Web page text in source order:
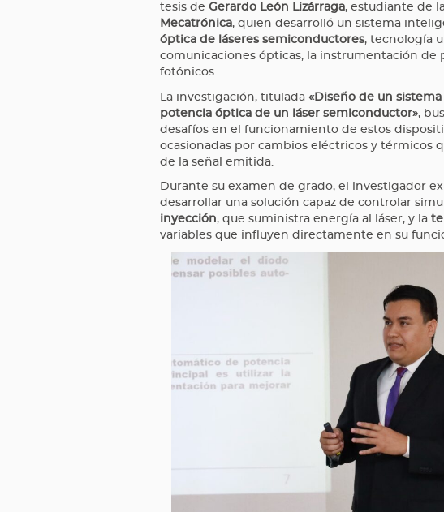
tesis de Gerardo León Lizárraga, estudiante de
Mecatrónica, quien desarrolló un sistema
óptica de láseres semiconductores, tecnología
comunicaciones ópticas, la instrumentación de
fotónicos.
La investigación, titulada «Diseño de un
potencia óptica de un láser semiconductor»,
desafíos en el funcionamiento de estos
ocasionadas por cambios eléctricos y térmicos
de la señal emitida.
Durante su examen de grado, el investigador
desarrollar una solución capaz de controlar
inyección, que suministra energía al láser, y la
variables que influyen directamente en su